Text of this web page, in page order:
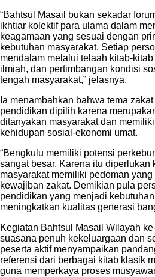
“Bahtsul Masail bukan sekadar
ikhtiar kolektif para ulama dalam
keagamaan yang sesuai dengan
kebutuhan masyarakat. Setiap
mendalam melalui telaah kitab-kitab
ilmiah, dan pertimbangan kondisi
tengah masyarakat,” jelasnya.
Ia menambahkan bahwa tema
pendidikan dipilih karena
ditanyakan masyarakat dan
kehidupan sosial-ekonomi umat.
“Bengkulu memiliki potensi
sangat besar. Karena itu diperlukan
masyarakat memiliki pedoman
kewajiban zakat. Demikian pula
pendidikan yang menjadi
meningkatkan kualitas generasi
Kegiatan Bahtsul Masail Wilayah
suasana penuh kekeluargaan dan
peserta aktif menyampaikan
referensi dari berbagai kitab klasik
guna memperkaya proses